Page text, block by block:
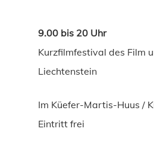
9.00 bis 20 Uhr
Kurzfilmfestival des Film
Liechtenstein
Im Küefer-Martis-Huus /
Eintritt frei